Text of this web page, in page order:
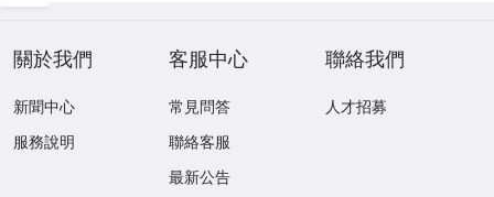
關於我們
新聞中心
服務說明
客服中心
常見問答
聯絡客服
最新公告
聯絡我們
人才招募